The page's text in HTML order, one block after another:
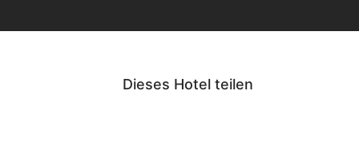
Dieses Hotel teilen